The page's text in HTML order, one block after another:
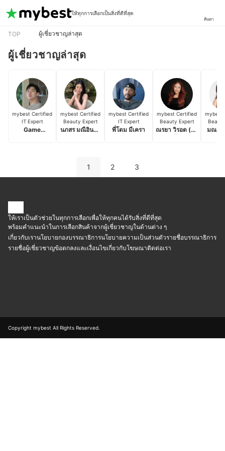
ให้ทุกการเลือกเป็นสิ่งที่ดีที่สุด
ค้นหา
TOP ผู้เชี่ยวชาญล่าสุด
ผู้เชี่ยวชาญล่าสุด
mybest Certified
IT Expert
Game
mybest Certified
Beauty Expert
นภสร มณีอินทร์
mybest Certified
IT Expert
พี่โดม มีเครา
mybest Certified
Beauty Expert
ณรยา วิรอด (ครู
mybest
มณฑิร
1 2 3
ให้เราเป็นตัวช่วยในทุกการเลือกเพื่อให้ทุกคนได้รับสิ่งที่ดีที่สุด
พร้อมคำแนะนำในการเลือกสินค้าจากผู้เชี่ยวชาญในด้านต่าง ๆ
เกี่ยวกับเรานโยบายกองบรรณาธิการนโยบายความเป็นส่วนตัวรายชื่อบรรณาธิการ
รายชื่อผู้เชี่ยวชาญข้อตกลงและเงื่อนไขเกี่ยวกับโฆษณาติดต่อเรา
Copyright mybest All Rights Reserved.